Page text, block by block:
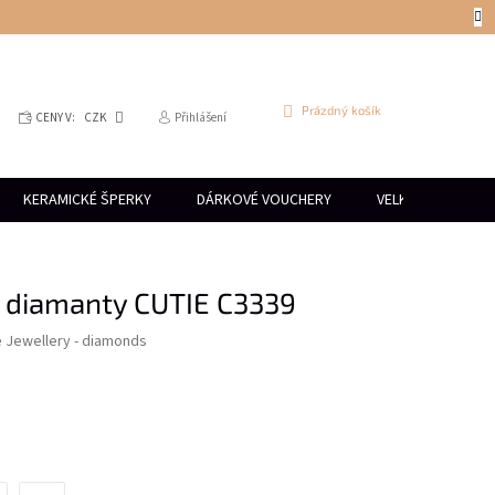
CENY V: CZK Přihlášení
NÁKUPNÍ
Prázdný košík
KERAMICKÉ ŠPERKY DÁRKOVÉ VOUCHERY VELKOOBCHOD
CUTIE C3339
Jewellery - diamonds